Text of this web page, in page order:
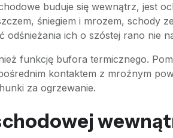
buduje się wewnątrz, jest
śniegiem i mrozem, schody
ich o szóstej rano nie
funkcję bufora termicznego.
kontaktem z mroźnym
za ogrzewanie.